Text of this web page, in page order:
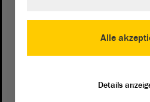
Alle
Details